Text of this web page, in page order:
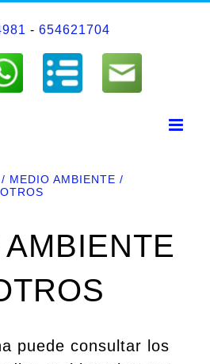
- 654621704
MEDIO AMBIENTE
puede consultar los